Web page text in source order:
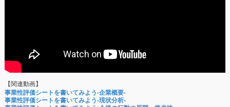
【関連動画】
事業性評価シートを書いてみよう-企業概要-
事業性評価シートを書いてみよう-現状分析-